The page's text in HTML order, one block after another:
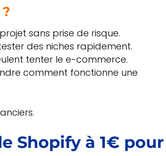
sans prise de risque.
des niches rapidement.
tenter le e-commerce.
comment fonctionne une
Shopify à 1€